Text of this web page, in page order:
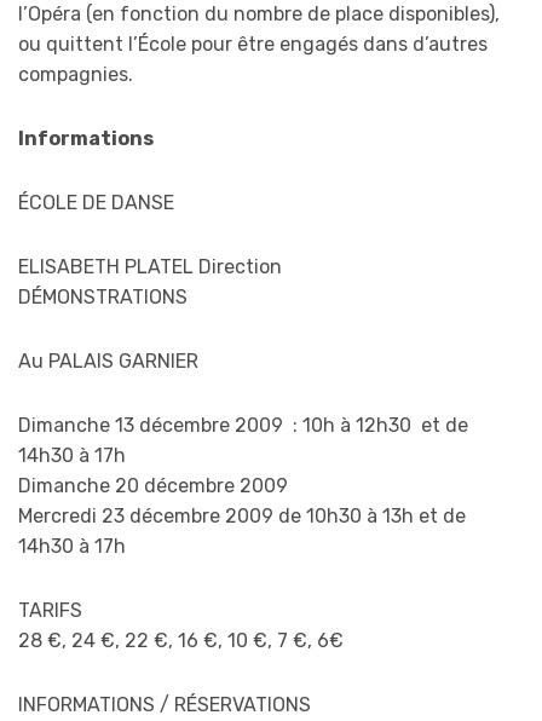
l’Opéra (en fonction du nombre de place disponibles),
ou quittent l’École pour être engagés dans d’autres
compagnies.
Informations
ÉCOLE DE DANSE
ELISABETH PLATEL Direction
DÉMONSTRATIONS
Au PALAIS GARNIER
Dimanche 13 décembre 2009 : 10h à 12h30 et de
14h30 à 17h
Dimanche 20 décembre 2009
Mercredi 23 décembre 2009 de 10h30 à 13h et de
14h30 à 17h
TARIFS
28 €, 24 €, 22 €, 16 €, 10 €, 7 €, 6€
INFORMATIONS / RÉSERVATIONS